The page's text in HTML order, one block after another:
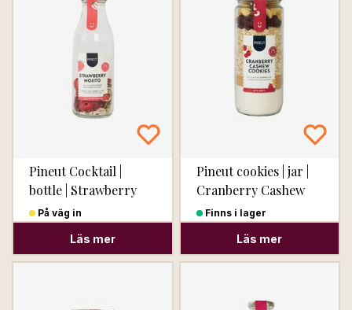
Pineut Cocktail |
bottle | Strawberry
Mojito
På väg in
Läs mer
Pineut cookies | jar |
Cranberry Cashew
Finns i lager
Läs mer